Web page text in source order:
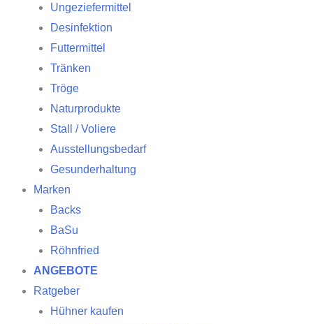
Ungeziefermittel
Desinfektion
Futtermittel
Tränken
Tröge
Naturprodukte
Stall / Voliere
Ausstellungsbedarf
Gesunderhaltung
Marken
Backs
BaSu
Röhnfried
ANGEBOTE
Ratgeber
Hühner kaufen